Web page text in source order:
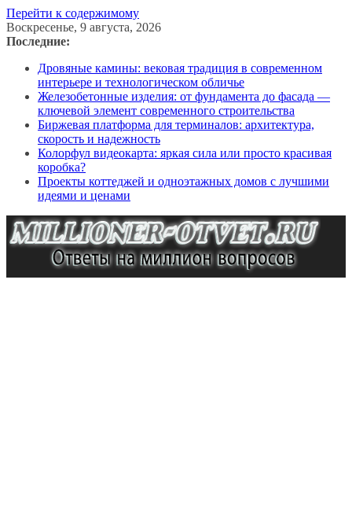
Перейти к содержимому
Воскресенье, 9 августа, 2026
Последние:
Дровяные камины: вековая традиция в современном
интерьере и технологическом обличье
Железобетонные изделия: от фундамента до фасада —
ключевой элемент современного строительства
Биржевая платформа для терминалов: архитектура,
скорость и надежность
Колорфул видеокарта: яркая сила или просто красивая
коробка?
Проекты коттеджей и одноэтажных домов с лучшими
идеями и ценами